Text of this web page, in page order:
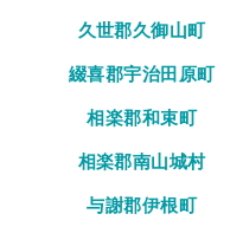
久世郡久御山町
綴喜郡宇治田原町
相楽郡和束町
相楽郡南山城村
与謝郡伊根町